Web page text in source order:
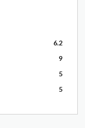
6.2
9
5
5